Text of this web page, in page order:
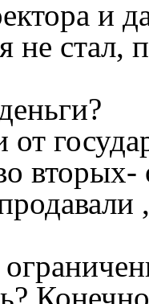
и
не стал,